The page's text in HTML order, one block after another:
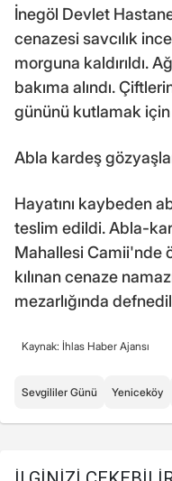
İnegöl Devlet
cenazesi savcılık
morguna kaldırıldı.
bakıma alındı.
gününü kutlamak
Abla kardeş
Hayatını kaybeden
teslim edildi. Abla-
Mahallesi Camii'nde
kılınan cenaze
mezarlığında
Kaynak: İhlas Haber Ajansı
Sevgililer Günü Yeniceköy